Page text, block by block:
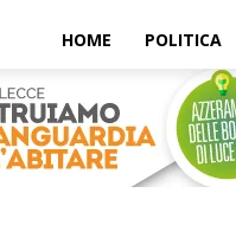
HOME POLITICA